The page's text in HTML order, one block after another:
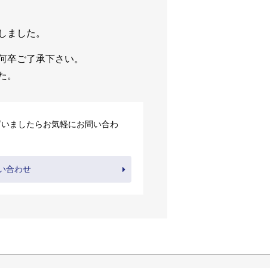
ました。
ご了承下さい。
。
ましたらお気軽にお問い合わ
合わせ